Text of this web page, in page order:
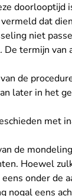
doorlooptijd
dat
niet
termijn van
de
later in het
met
de
Hoewel
onder de
nogal eens